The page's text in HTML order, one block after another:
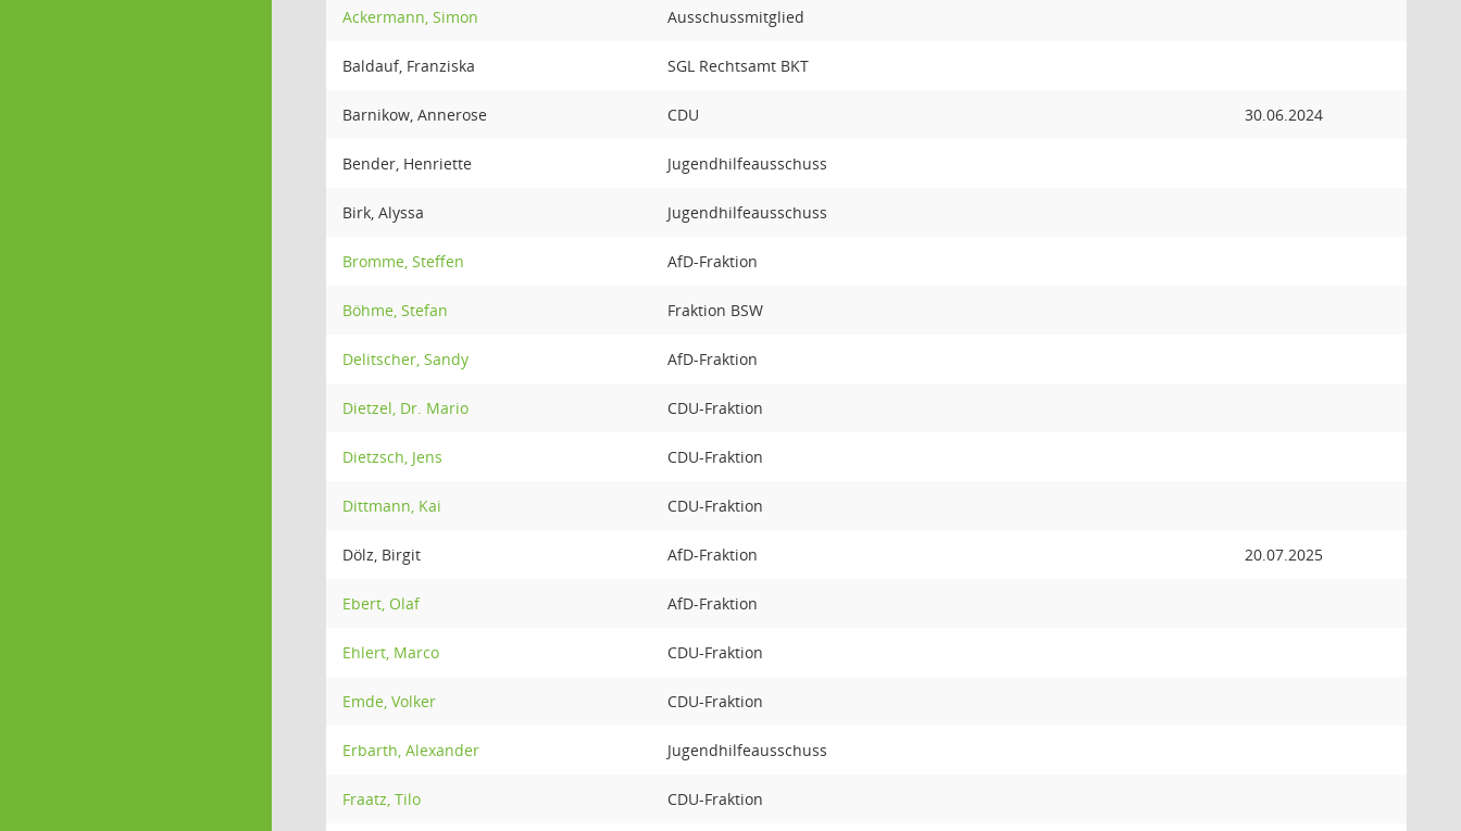
Ackermann, Simon Ausschussmitglied
Baldauf, Franziska SGL Rechtsamt BKT
Barnikow, Annerose CDU 30.06.2024
Bender, Henriette Jugendhilfeausschuss
Birk, Alyssa Jugendhilfeausschuss
Bromme, Steffen AfD-Fraktion
Böhme, Stefan Fraktion BSW
Delitscher, Sandy AfD-Fraktion
Dietzel, Dr. Mario CDU-Fraktion
Dietzsch, Jens CDU-Fraktion
Dittmann, Kai CDU-Fraktion
Dölz, Birgit AfD-Fraktion 20.07.2025
Ebert, Olaf AfD-Fraktion
Ehlert, Marco CDU-Fraktion
Emde, Volker CDU-Fraktion
Erbarth, Alexander Jugendhilfeausschuss
Fraatz, Tilo CDU-Fraktion